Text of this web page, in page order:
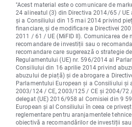
"Acest material este o comunicare de
24 alineatul (3) din Directiva 2014/65 /
și a Consiliului din 15 mai 2014 privind
financiare, și de modificare a Directivei
2011 / 61 / UE (MiFID II). Comunicarea de
recomandare de investiții sau o
recomandare care sugerează o strategie
Regulamentului (UE) nr. 596/2014 al
Consiliului din 16 aprilie 2014 privind
abuzului de piață) și de abrogare a
Parlamentului European și a Consiliului și
2003/124 / CE, 2003/125 / CE și 2004/72
delegat (UE) 2016/958 al Comisiei din 9
European și al Consiliului în ceea ce
reglementare pentru aranjamentele
obiectivă a recomandărilor de investiții